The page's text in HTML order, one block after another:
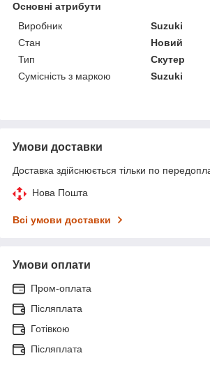
Основні атрибути
Виробник
Suzuki
Стан
Новий
Тип
Скутер
Сумісність з маркою
Suzuki
Умови доставки
Доставка здійснюється тільки по
Нова Пошта
Всі умови доставки
Умови оплати
Пром-оплата
Післяплата
Готівкою
Післяплата